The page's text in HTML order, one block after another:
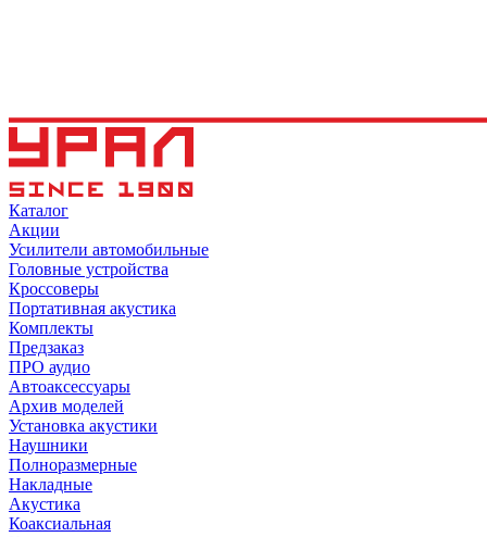
Каталог
Акции
Усилители автомобильные
Головные устройства
Кроссоверы
Портативная акустика
Комплекты
Предзаказ
ПРО аудио
Автоаксессуары
Архив моделей
Установка акустики
Наушники
Полноразмерные
Накладные
Акустика
Коаксиальная